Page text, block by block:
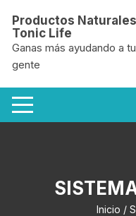
contenido
Productos Naturales
Tonic Life
Ganas más ayudando a tu
gente
Inicio /